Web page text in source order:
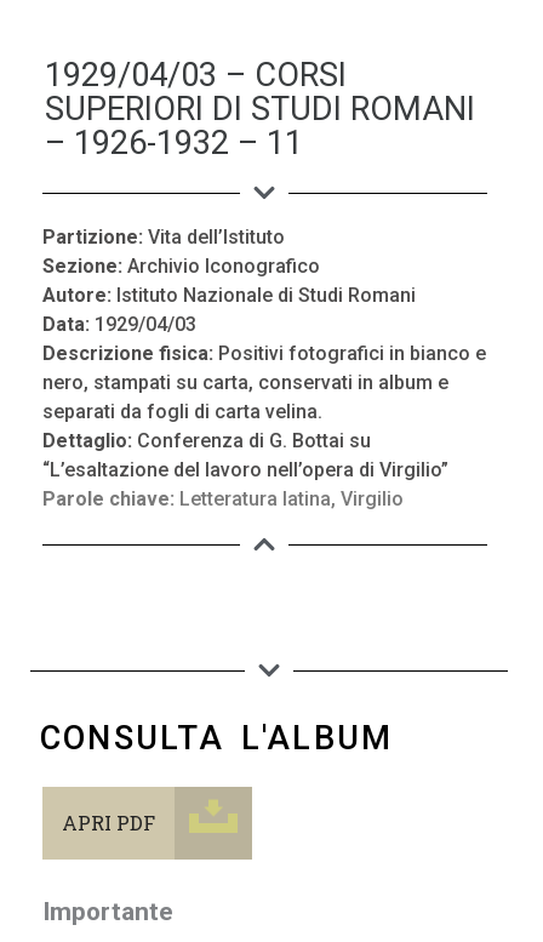
.LA "VITA DELL'ISTITUTO" ATTRAVERSO LE IMMAGINI
1929/04/03 – CORSI
SUPERIORI DI STUDI ROMANI
– 1926-1932 – 11
Partizione: Vita dell’Istituto
Sezione: Archivio Iconografico
Autore: Istituto Nazionale di Studi Romani
Data: 1929/04/03
Descrizione fisica: Positivi fotografici in bianco e
nero, stampati su carta, conservati in album e
separati da fogli di carta velina.
Dettaglio: Conferenza di G. Bottai su
“L’esaltazione del lavoro nell’opera di Virgilio”
Parole chiave: Letteratura latina, Virgilio
CONSULTA L'ALBUM
APRI PDF
Importante